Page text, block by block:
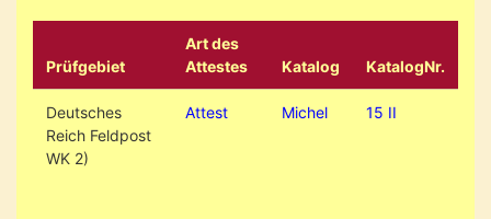
Prüfgebiet
Art des
Attestes
Katalog KatalogNr.
Deutsches
Reich Feldpost
WK 2)
Attest Michel 15 II